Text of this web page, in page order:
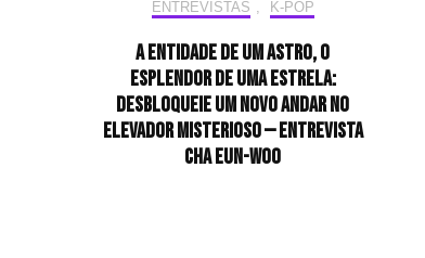
ENTREVISTAS K-POP
A entidade de um astro, o
esplendor de uma estrela:
desbloqueie um novo andar no
elevador misterioso — Entrevista
CHA EUN-WOO